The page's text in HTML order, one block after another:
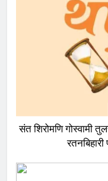
संत शिरोमणि गोस्वामी